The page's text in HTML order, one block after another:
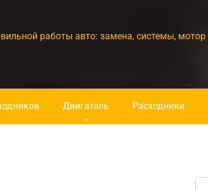
работы авто: замена, системы, мотор
Двигатель Расходники